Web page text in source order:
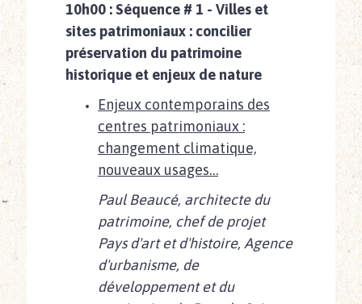
10h00 : Séquence # 1 - Villes et
sites patrimoniaux : concilier
préservation du patrimoine
historique et enjeux de nature
Enjeux contemporains des
centres patrimoniaux :
changement climatique,
nouveaux usages…
Paul Beaucé, architecte du
patrimoine, chef de projet
Pays d'art et d'histoire, Agence
d'urbanisme, de
développement et du